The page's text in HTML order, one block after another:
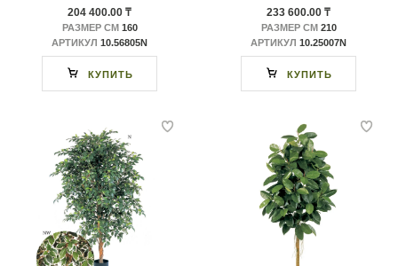
204 400.00 ₸
РАЗМЕР СМ 160
АРТИКУЛ 10.56805N
КУПИТЬ
233 600.00 ₸
РАЗМЕР СМ 210
АРТИКУЛ 10.25007N
КУПИТЬ